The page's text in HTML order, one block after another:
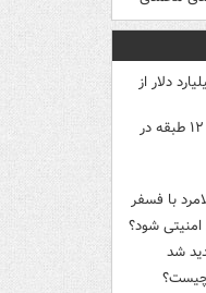
به پس‌دادن ۱۰۰ میلیارد دلار از
آتش سوزی مهیب یک ساختمان ۱۲ طبقه در
با فسفر
شود؟
شد
چیست؟